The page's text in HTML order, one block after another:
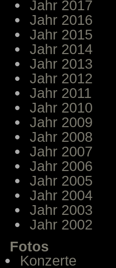
Jahr 2017
Jahr 2016
Jahr 2015
Jahr 2014
Jahr 2013
Jahr 2012
Jahr 2011
Jahr 2010
Jahr 2009
Jahr 2008
Jahr 2007
Jahr 2006
Jahr 2005
Jahr 2004
Jahr 2003
Jahr 2002
Fotos
Konzerte